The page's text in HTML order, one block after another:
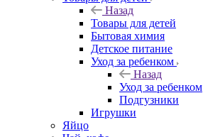
Назад
Товары для детей
Бытовая химия
Детское питание
Уход за ребенком
Назад
Уход за ребенком
Подгузники
Игрушки
Яйцо